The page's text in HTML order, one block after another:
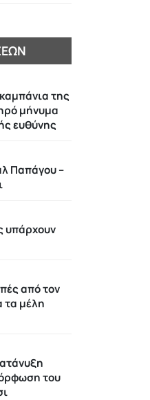
της
μήνυμα
ευθύνης
Παπάγου –
υπάρχουν
από τον
τα μέλη
του